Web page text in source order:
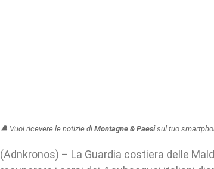
🔔 Vuoi ricevere le notizie di Montagne & Paesisul tuo
(Adnkronos) – La Guardia costiera delle